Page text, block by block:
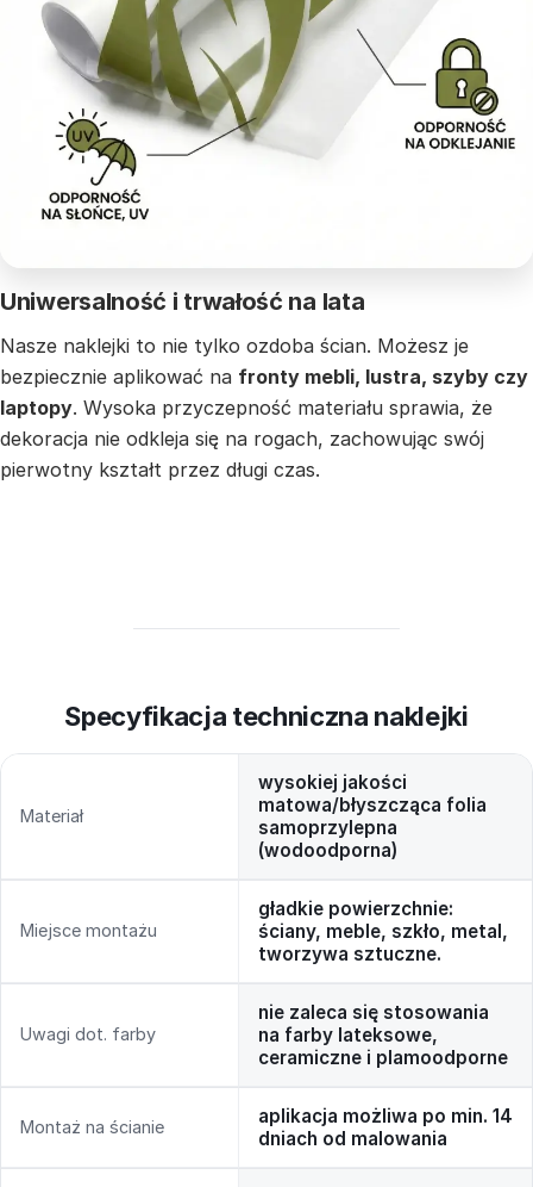
Uniwersalność i trwałość na lata
Nasze naklejki to nie tylko ozdoba ścian. Możesz je
bezpiecznie aplikować na fronty mebli, lustra, szyby czy
laptopy. Wysoka przyczepność materiału sprawia, że
dekoracja nie odkleja się na rogach, zachowując swój
pierwotny kształt przez długi czas.
Specyfikacja techniczna naklejki
Materiał
wysokiej jakości
matowa/błyszcząca folia
samoprzylepna
(wodoodporna)
Miejsce montażu
gładkie powierzchnie:
ściany, meble, szkło, metal,
tworzywa sztuczne.
Uwagi dot. farby
nie zaleca się stosowania
na farby lateksowe,
ceramiczne i plamoodporne
Montaż na ścianie
aplikacja możliwa po min. 14
dniach od malowania